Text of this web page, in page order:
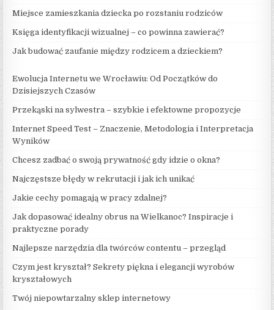
Miejsce zamieszkania dziecka po rozstaniu rodziców
Księga identyfikacji wizualnej – co powinna zawierać?
Jak budować zaufanie między rodzicem a dzieckiem?
Ewolucja Internetu we Wrocławiu: Od Początków do
Dzisiejszych Czasów
Przekąski na sylwestra – szybkie i efektowne propozycje
Internet Speed Test – Znaczenie, Metodologia i Interpretacja
Wyników
Chcesz zadbać o swoją prywatność gdy idzie o okna?
Najczęstsze błędy w rekrutacji i jak ich unikać
Jakie cechy pomagają w pracy zdalnej?
Jak dopasować idealny obrus na Wielkanoc? Inspiracje i
praktyczne porady
Najlepsze narzędzia dla twórców contentu – przegląd
Czym jest kryształ? Sekrety piękna i elegancji wyrobów
kryształowych
Twój niepowtarzalny sklep internetowy